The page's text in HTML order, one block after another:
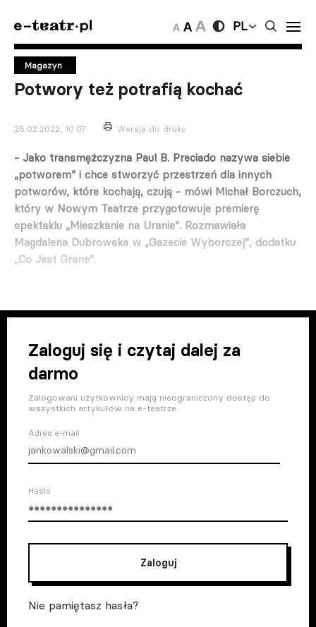
PL
Magazyn
Potwory też potrafią kochać
25.02.2022, 10:07 Wersja do druku
- Jako transmężczyzna Paul B. Preciado nazywa siebie
„potworem” i chce stworzyć przestrzeń dla innych
potworów, które kochają, czują - mówi Michał Borczuch,
który w Nowym Teatrze przygotowuje premierę
spektaklu „Mieszkanie na Uranie”. Rozmawiała
Magdalena Dubrowska w „Gazecie Wyborczej”, dodatku
„Co Jest Grane”.
Zaloguj się i czytaj dalej za
darmo
Zalogowani użytkownicy mają nieograniczony dostęp do
wszystkich artykułów na e-teatrze.
Adres e-mail
Haslo
Zaloguj
Nie pamiętasz hasła?